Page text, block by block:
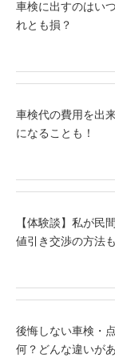
車検に出すのはい
れとも損？
車検代の費用を出
になることも！
【体験談】私が民
値引き交渉の方法
後悔しない車検・
何？どんな違いが